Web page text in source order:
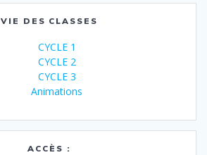
VIE DES CLASSES
CYCLE 1
CYCLE 2
CYCLE 3
Animations
ACCÈS :